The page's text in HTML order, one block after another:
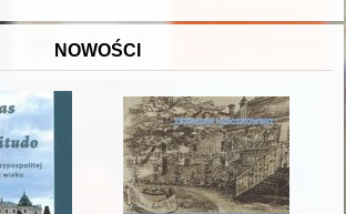
NOWOŚCI